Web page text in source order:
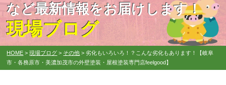
など最新情報をお届けします！
現場ブログ
HOME >現場ブログ > その他 >劣化もいろいろ！？こんな劣化もあります！【岐阜
市・各務原市・美濃加茂市の外壁塗装・屋根塗装専門店feelgood】